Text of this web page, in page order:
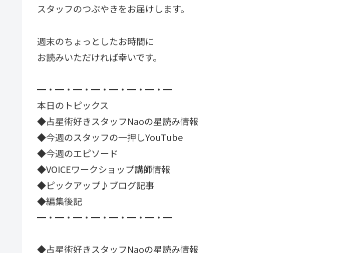
スタッフのつぶやきをお届けします。
週末のちょっとしたお時間に
お読みいただければ幸いです。
━・━・━・━・━・━・━・━
本日のトピックス
◆占星術好きスタッフNaoの星読み情報
◆今週のスタッフの一押しYouTube
◆今週のエピソード
◆VOICEワークショップ講師情報
◆ピックアップ♪ブログ記事
◆編集後記
━・━・━・━・━・━・━・━
◆占星術好きスタッフNaoの星読み情報